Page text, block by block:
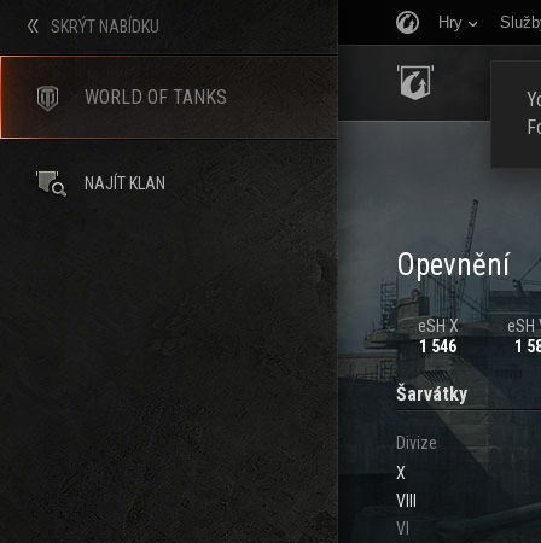
Hry
Opevnění
eSH X
1 546
eSH
1
Šarvátky
Divize
X
VIII
VI
SKRÝT NABÍDKU
WORLD OF TANKS
NAJÍT KLAN